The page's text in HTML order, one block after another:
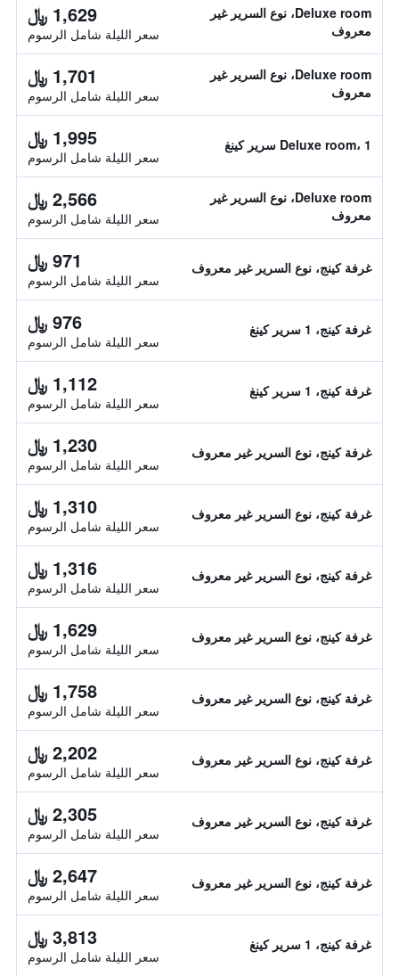
Deluxe room، نوع السرير غير
معروف
1,629 ﷼
سعر الليلة شامل الرسوم
Deluxe room، نوع السرير غير
معروف
1,701 ﷼
سعر الليلة شامل الرسوم
Deluxe room، 1 سرير كينغ 1,995 ﷼
سعر الليلة شامل الرسوم
Deluxe room، نوع السرير غير
معروف
2,566 ﷼
سعر الليلة شامل الرسوم
غرفة كينج، نوع السرير غير معروف 971 ﷼
سعر الليلة شامل الرسوم
غرفة كينج، 1 سرير كينغ 976 ﷼
سعر الليلة شامل الرسوم
غرفة كينج، 1 سرير كينغ 1,112 ﷼
سعر الليلة شامل الرسوم
غرفة كينج، نوع السرير غير معروف 1,230 ﷼
سعر الليلة شامل الرسوم
غرفة كينج، نوع السرير غير معروف 1,310 ﷼
سعر الليلة شامل الرسوم
غرفة كينج، نوع السرير غير معروف 1,316 ﷼
سعر الليلة شامل الرسوم
غرفة كينج، نوع السرير غير معروف 1,629 ﷼
سعر الليلة شامل الرسوم
غرفة كينج، نوع السرير غير معروف 1,758 ﷼
سعر الليلة شامل الرسوم
غرفة كينج، نوع السرير غير معروف 2,202 ﷼
سعر الليلة شامل الرسوم
غرفة كينج، نوع السرير غير معروف 2,305 ﷼
سعر الليلة شامل الرسوم
غرفة كينج، نوع السرير غير معروف 2,647 ﷼
سعر الليلة شامل الرسوم
غرفة كينج، 1 سرير كينغ 3,813 ﷼
سعر الليلة شامل الرسوم